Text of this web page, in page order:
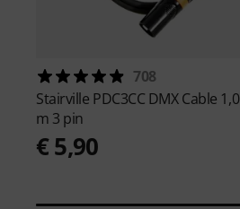
708
Stairville PDC3CC DMX Cable 1,0
m 3 pin
€ 5,90